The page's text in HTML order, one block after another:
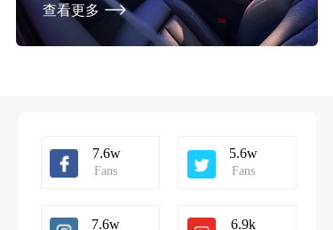
查看更多
7.6w
Fans
5.6w
Fans
7.6w 6.9k